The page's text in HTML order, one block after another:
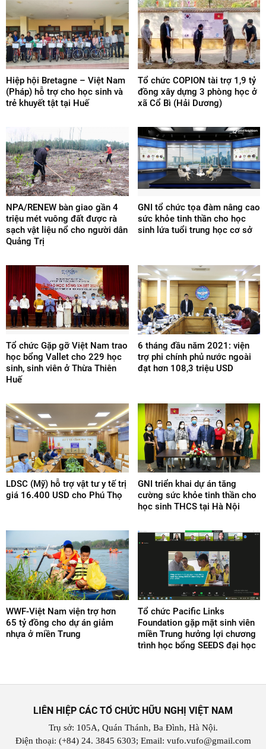
Hiệp hội Bretagne – Việt Nam
(Pháp) hỗ trợ cho học sinh và
trẻ khuyết tật tại Huế
Tổ chức COPION tài trợ 1,9 tỷ
đồng xây dựng 3 phòng học ở
xã Cổ Bì (Hải Dương)
NPA/RENEW bàn giao gần 4
triệu mét vuông đất được rà
sạch vật liệu nổ cho người dân
Quảng Trị
GNI tổ chức tọa đàm nâng cao
sức khỏe tinh thần cho học
sinh lứa tuổi trung học cơ sở
Tổ chức Gặp gỡ Việt Nam trao
học bổng Vallet cho 229 học
sinh, sinh viên ở Thừa Thiên
Huế
6 tháng đầu năm 2021: viện
trợ phi chính phủ nước ngoài
đạt hơn 108,3 triệu USD
LDSC (Mỹ) hỗ trợ vật tư y tế trị
giá 16.400 USD cho Phú Thọ
GNI triển khai dự án tăng
cường sức khỏe tinh thần cho
học sinh THCS tại Hà Nội
WWF-Việt Nam viện trợ hơn
65 tỷ đồng cho dự án giảm
nhựa ở miền Trung
Tổ chức Pacific Links
Foundation gặp mặt sinh viên
miền Trung hưởng lợi chương
trình học bổng SEEDS đại học
LIÊN HIỆP CÁC TỔ CHỨC HỮU NGHỊ VIỆT NAM
Trụ sở: 105A, Quán Thánh, Ba Đình, Hà Nội.
Điện thoại: (+84) 24. 3845 6303; Email: vufo.vufo@gmail.com